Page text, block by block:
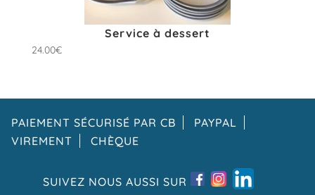
Service à dessert
24.00€
PAIEMENT SÉCURISÉ PAR CB
PAYPAL
VIREMENT
CHÈQUE
SUIVEZ NOUS AUSSI SUR